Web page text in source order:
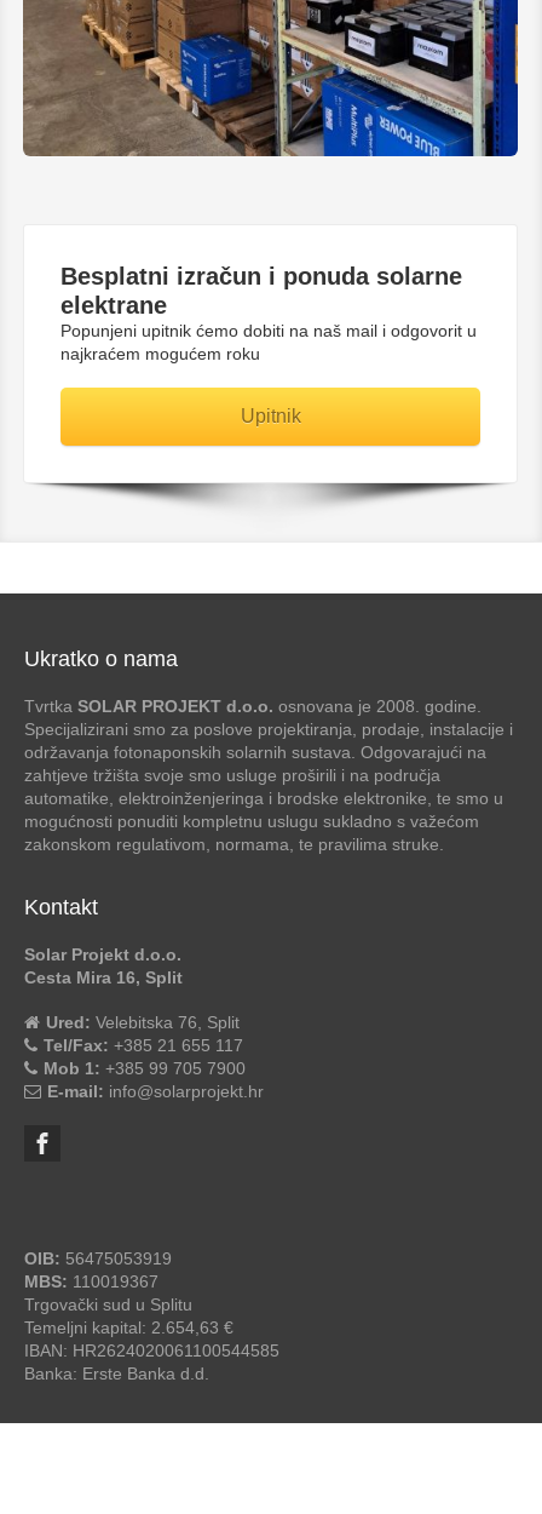
Besplatni izračun i ponuda solarne
elektrane
Popunjeni upitnik ćemo dobiti na naš mail i odgovorit u
najkraćem mogućem roku
Upitnik
Ukratko o nama
Tvrtka SOLAR PROJEKT d.o.o. osnovana je 2008. godine.
Specijalizirani smo za poslove projektiranja, prodaje, instalacije i
održavanja fotonaponskih solarnih sustava. Odgovarajući na
zahtjeve tržišta svoje smo usluge proširili i na područja
automatike, elektroinženjeringa i brodske elektronike, te smo u
mogućnosti ponuditi kompletnu uslugu sukladno s važećom
zakonskom regulativom, normama, te pravilima struke.
Kontakt
Solar Projekt d.o.o.
Cesta Mira 16, Split
Ured: Velebitska 76, Split
Tel/Fax: +385 21 655 117
Mob 1: +385 99 705 7900
E-mail: info@solarprojekt.hr
OIB: 56475053919
MBS: 110019367
Trgovački sud u Splitu
Temeljni kapital: 2.654,63 €
IBAN: HR2624020061100544585
Banka: Erste Banka d.d.